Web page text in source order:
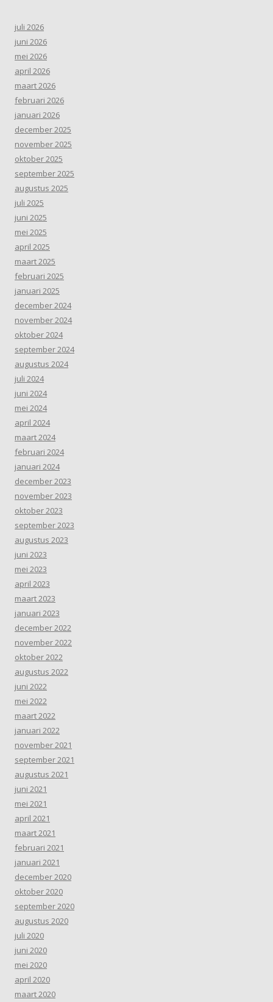
juli 2026
juni 2026
mei 2026
april 2026
maart 2026
februari 2026
januari 2026
december 2025
november 2025
oktober 2025
september 2025
augustus 2025
juli 2025
juni 2025
mei 2025
april 2025
maart 2025
februari 2025
januari 2025
december 2024
november 2024
oktober 2024
september 2024
augustus 2024
juli 2024
juni 2024
mei 2024
april 2024
maart 2024
februari 2024
januari 2024
december 2023
november 2023
oktober 2023
september 2023
augustus 2023
juni 2023
mei 2023
april 2023
maart 2023
januari 2023
december 2022
november 2022
oktober 2022
augustus 2022
juni 2022
mei 2022
maart 2022
januari 2022
november 2021
september 2021
augustus 2021
juni 2021
mei 2021
april 2021
maart 2021
februari 2021
januari 2021
december 2020
oktober 2020
september 2020
augustus 2020
juli 2020
juni 2020
mei 2020
april 2020
maart 2020